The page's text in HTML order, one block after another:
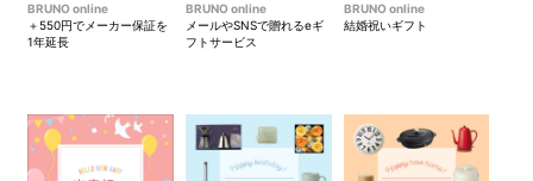
BRUNO online
＋550円でメーカー保証を
1年延長
BRUNO online
メールやSNSで贈れるeギ
フトサービス
BRUNO online
結婚祝いギフト